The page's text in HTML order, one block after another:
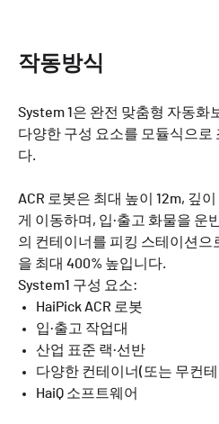
작동방식
System 1은 완전 맞춤형 자동화
다양한 구성 요소를 모듈식으로
다.
ACR 로봇은 최대 높이 12m, 깊
게 이동하며, 입·출고 화물을 운
의 컨테이너를 피킹 스테이션으
을 최대 400% 높입니다.
System1 구성 요소:
HaiPick ACR 로봇
입·출고 작업대
산업 표준 랙·선반
다양한 컨테이너(또는 무컨
HaiQ 소프트웨어